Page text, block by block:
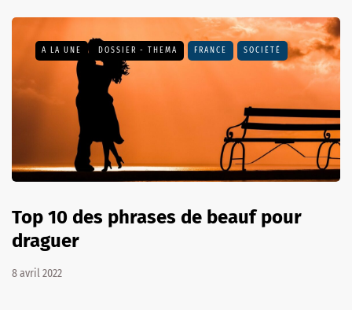
A LA UNE DOSSIER - THEMA FRANCE SOCIÉTÉ
Top 10 des phrases de beauf pour
draguer
8 avril 2022